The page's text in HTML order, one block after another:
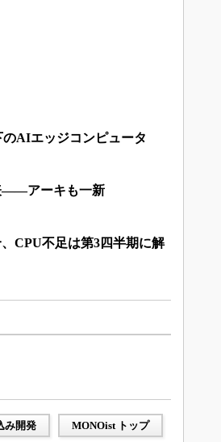
のAIエッジコンピュータ
――アーキも一新
CPU不足は第3四半期に解
み開発 MONOist トップ